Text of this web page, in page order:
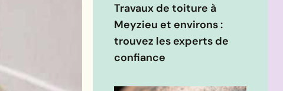
Travaux de toiture à
Meyzieu et environs :
trouvez les experts de
confiance